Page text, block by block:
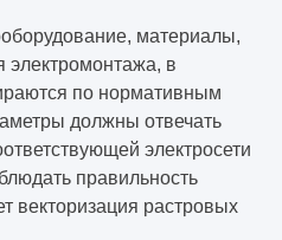
материалы,
электромонтажа, в
по нормативным
должны отвечать
электросети
правильность
векторизация растровых